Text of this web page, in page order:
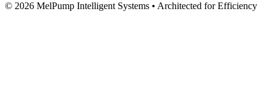
© 2026 MelPump Intelligent Systems • Architected for Efficiency